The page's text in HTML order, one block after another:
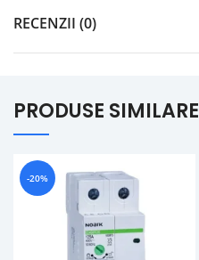
RECENZII (0)
PRODUSE SIMILARE
-20%